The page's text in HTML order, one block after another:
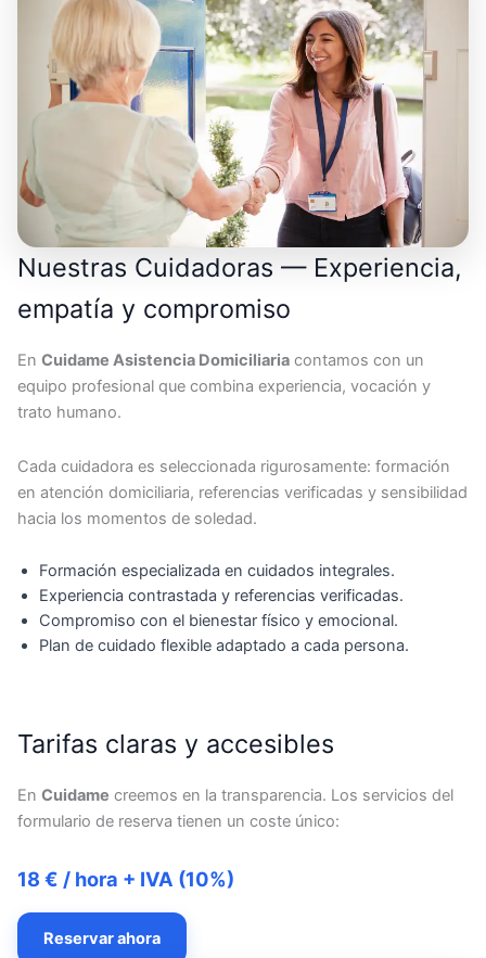
Nuestras Cuidadoras — Experiencia,
empatía y compromiso
En Cuidame Asistencia Domiciliaria contamos con un
equipo profesional que combina experiencia, vocación y
trato humano.
Cada cuidadora es seleccionada rigurosamente: formación
en atención domiciliaria, referencias verificadas y sensibilidad
hacia los momentos de soledad.
Formación especializada en cuidados integrales.
Experiencia contrastada y referencias verificadas.
Compromiso con el bienestar físico y emocional.
Plan de cuidado flexible adaptado a cada persona.
Tarifas claras y accesibles
En Cuidame creemos en la transparencia. Los servicios del
formulario de reserva tienen un coste único:
18 € / hora + IVA (10%)
Reservar ahora